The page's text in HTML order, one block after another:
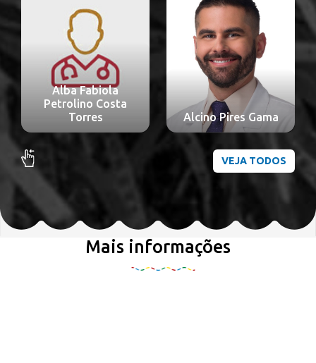
Alba Fabiola
Petrolino Costa
Torres
Alcino Pires Gama
VEJA TODOS
Mais informações